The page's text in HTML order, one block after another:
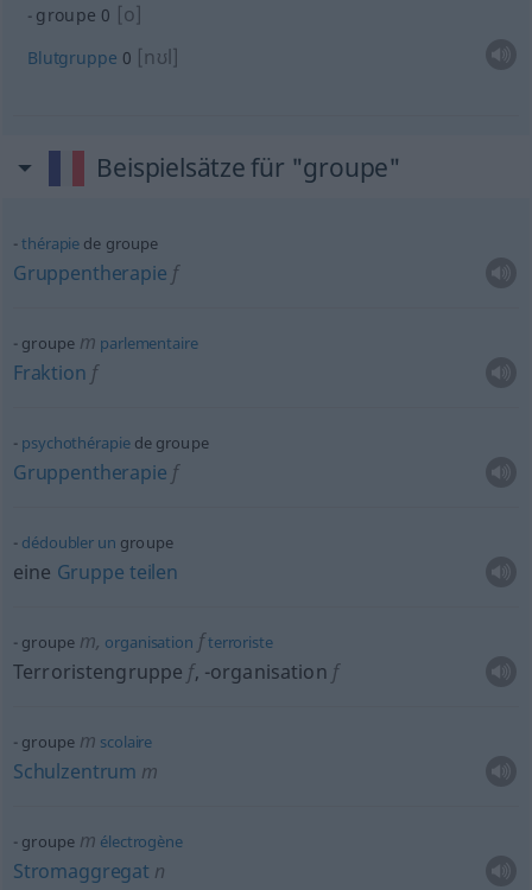
groupe 0 [o]
Blutgruppe 0 [nʊl]
Beispielsätze für "groupe"
thérapie de groupe
Gruppentherapie f
groupe m parlementaire
Fraktion f
psychothérapiede groupe
Gruppentherapie f
dédoubler un groupe
eine Gruppe teilen
groupe m, organisation fterroriste
Terroristengruppe f, -organisation f
groupe m scolaire
Schulzentrum m
groupe m électrogène
Stromaggregat n